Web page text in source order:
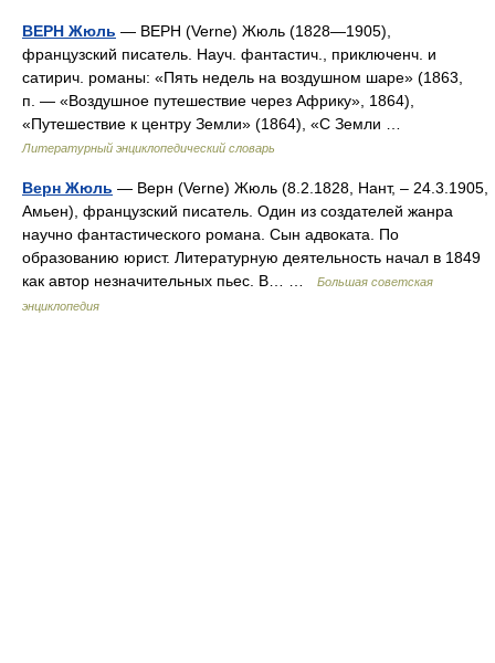
ВЕРН Жюль — ВЕРН (Verne) Жюль (1828—1905),
французский писатель. Науч. фантастич., приключенч. и
сатирич. романы: «Пять недель на воздушном шаре» (1863,
п. — «Воздушное путешествие через Африку», 1864),
«Путешествие к центру Земли» (1864), «С Земли …
Литературный энциклопедический словарь
Верн Жюль — Верн (Verne) Жюль (8.2.1828, Нант, ‒ 24.3.1905,
Амьен), французский писатель. Один из создателей жанра
научно фантастического романа. Сын адвоката. По
образованию юрист. Литературную деятельность начал в 1849
как автор незначительных пьес. В… …
Большая советская
энциклопедия